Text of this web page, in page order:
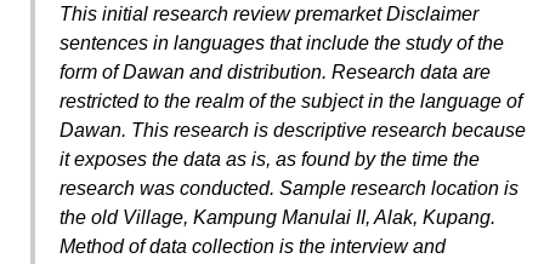
This initial research review premarket Disclaimer
sentences in languages that include the study of the
form of Dawan and distribution. Research data are
restricted to the realm of the subject in the language of
Dawan. This research is descriptive research because
it exposes the data as is, as found by the time the
research was conducted. Sample research location is
the old Village, Kampung Manulai II, Alak, Kupang.
Method of data collection is the interview and